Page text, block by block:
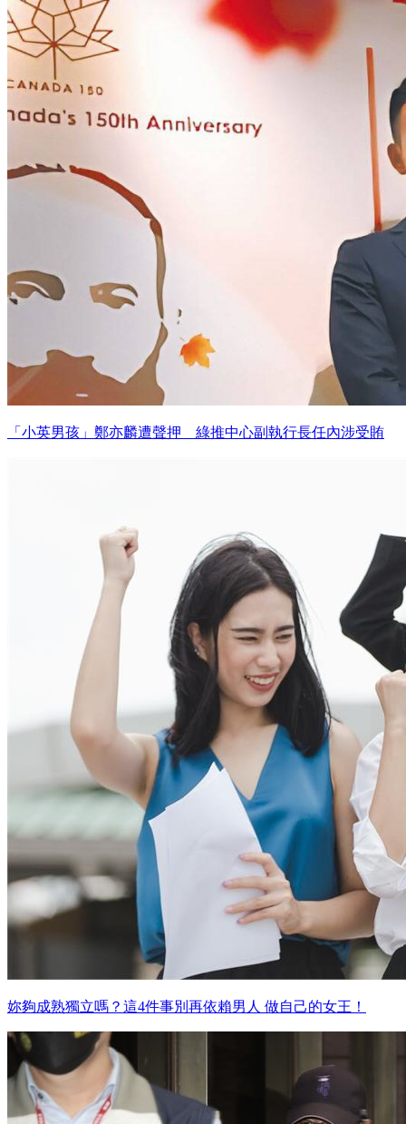
「小英男孩」鄭亦麟遭聲押 綠推中心副執行長任內涉受賄
妳夠成熟獨立嗎？這4件事別再依賴男人 做自己的女王！